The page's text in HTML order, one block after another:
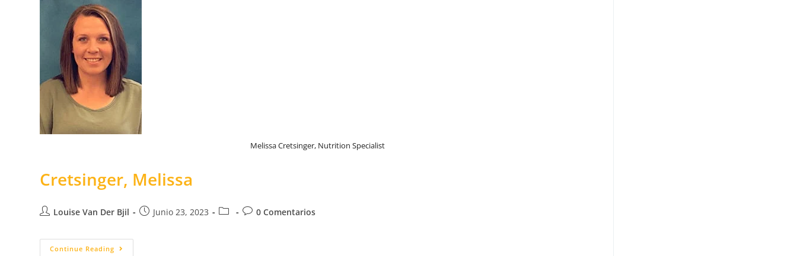
Melissa Cretsinger, Nutrition Specialist
Cretsinger, Melissa
Louise Van Der Bjil Junio 23, 2023 0 Comentarios
Continue Reading